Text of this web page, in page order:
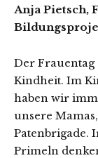
Anja Pietsch,
Der
Kindheit. Im
haben wir
unsere
Patenbrigade.
Primeln